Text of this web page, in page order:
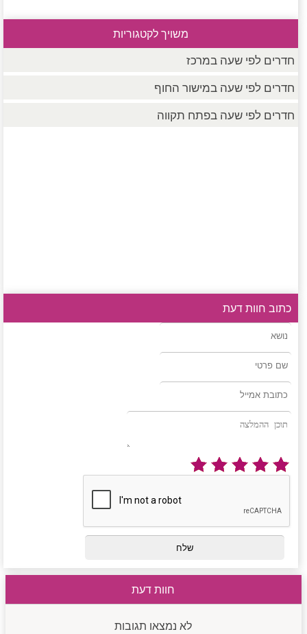
משויך לקטגוריות
חדרים לפי שעה במרכז
חדרים לפי שעה במישור החוף
חדרים לפי שעה בפתח תקווה
כתוב חוות דעת
חוות דעת
לא נמצאו תגובות